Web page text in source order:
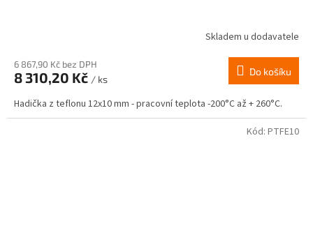
Skladem u dodavatele
6 867,90 Kč bez DPH
8 310,20 Kč / ks
Do košíku
Hadička z teflonu 12x10 mm - pracovní teplota -200°C až + 260°C.
Kód: PTFE10